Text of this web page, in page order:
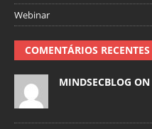
Webinar
COMENTÁRIOS RECENTES
MINDSECBLOG ON